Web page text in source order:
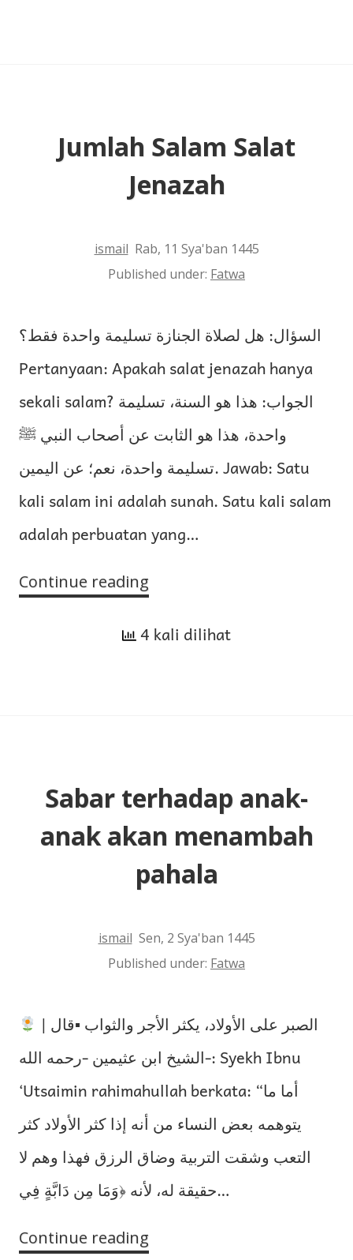
Jumlah Salam Salat
Jenazah
ismail Rab, 11 Sya'ban 1445
Published under: Fatwa
السؤال: هل لصلاة الجنازة تسليمة واحدة فقط؟
Pertanyaan: Apakah salat jenazah hanya
sekali salam? الجواب: هذا هو السنة، تسليمة
واحدة، هذا هو الثابت عن أصحاب النبي ﷺ
تسليمة واحدة، نعم؛ عن اليمين. Jawab: Satu
kali salam ini adalah sunah. Satu kali salam
adalah perbuatan yang…
Continue reading
Salat
4 kali dilihat
Sabar terhadap anak-
anak akan menambah
pahala
ismail Sen, 2 Sya'ban 1445
Published under: Fatwa
| الصبر على الأولاد، يكثر الأجر والثواب ▪︎قال
الشيخ ابن عثيمين -رحمه الله-: Syekh Ibnu
‘Utsaimin rahimahullah berkata: “أما ما
يتوهمه بعض النساء من أنه إذا كثر الأولاد كثر
التعب وشقت التربية وضاق الرزق فهذا وهم لا
حقيقة له، لأنه ﴿وَمَا مِن دَابَّةٍ فِي…
Continue reading